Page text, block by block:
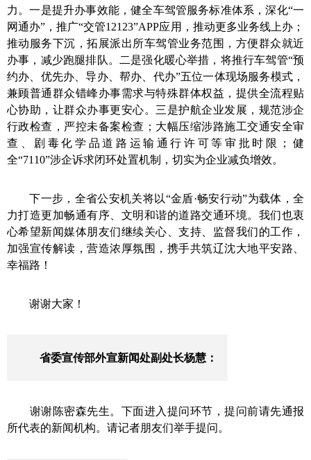
力。一是提升办事效能，健全车驾管服务标准体系，深化“一
网通办”，推广“交管12123”APP应用，推动更多业务线上办；
推动服务下沉，拓展派出所车驾管业务范围，方便群众就近
办事，减少跑腿排队。
二是强化暖心举措， 将推行车驾管“预
约办、优先办、导办、帮办、代办”五位一体现场服务模式，
兼顾普通群众错峰办事需求与特殊群体权益，提供全流程贴
心协助，让群众办事更安心。 三是护航企业发展， 规范涉企
行政检查，严控未备案检查；大幅压缩涉路施工交通安全审
查、剧毒化学品道路运输通行许可等审批时限；健
全“7110”涉企诉求闭环处置机制，切实为企业减负增效。
下一步，全省公安机关将以“金盾·畅安行动”为载体 ，全
力打造更加畅通有序、文明和谐的道路交通环境。我们也衷
心希望新闻媒体朋友们继续关心、支持、监督我们的工作，
加强宣传解读，营造浓厚氛围，携手共筑辽沈大地平安路、
幸福路！
谢谢大家！
省委宣传部外宣新闻处副处长杨慧 ：
谢谢陈密森先生。 下面进入提问环节，提问前请先通报
所代表的新闻机构。请记者朋友们举手提问。